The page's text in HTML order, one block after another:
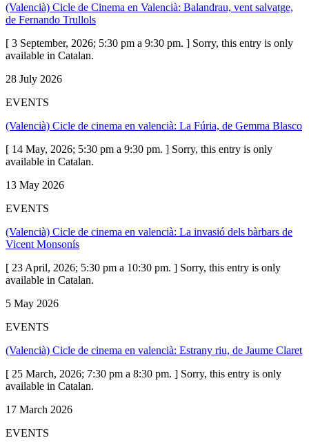
(Valencià) Cicle de Cinema en Valencià: Balandrau, vent salvatge,
de Fernando Trullols
[ 3 September, 2026; 5:30 pm a 9:30 pm. ] Sorry, this entry is only
available in Catalan.
28 July 2026
EVENTS
(Valencià) Cicle de cinema en valencià: La Fúria, de Gemma Blasco
[ 14 May, 2026; 5:30 pm a 9:30 pm. ] Sorry, this entry is only
available in Catalan.
13 May 2026
EVENTS
(Valencià) Cicle de cinema en valencià: La invasió dels bàrbars de
Vicent Monsonís
[ 23 April, 2026; 5:30 pm a 10:30 pm. ] Sorry, this entry is only
available in Catalan.
5 May 2026
EVENTS
(Valencià) Cicle de cinema en valencià: Estrany riu, de Jaume Claret
[ 25 March, 2026; 7:30 pm a 8:30 pm. ] Sorry, this entry is only
available in Catalan.
17 March 2026
EVENTS